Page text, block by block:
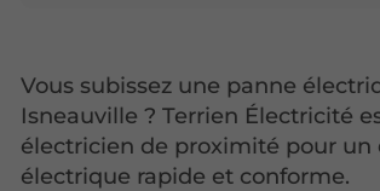
Vous subissez une panne
Isneauville ? Terrien Électricité
électricien de proximité pour un
électrique rapide et conforme.